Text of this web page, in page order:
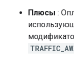
Плюсы :